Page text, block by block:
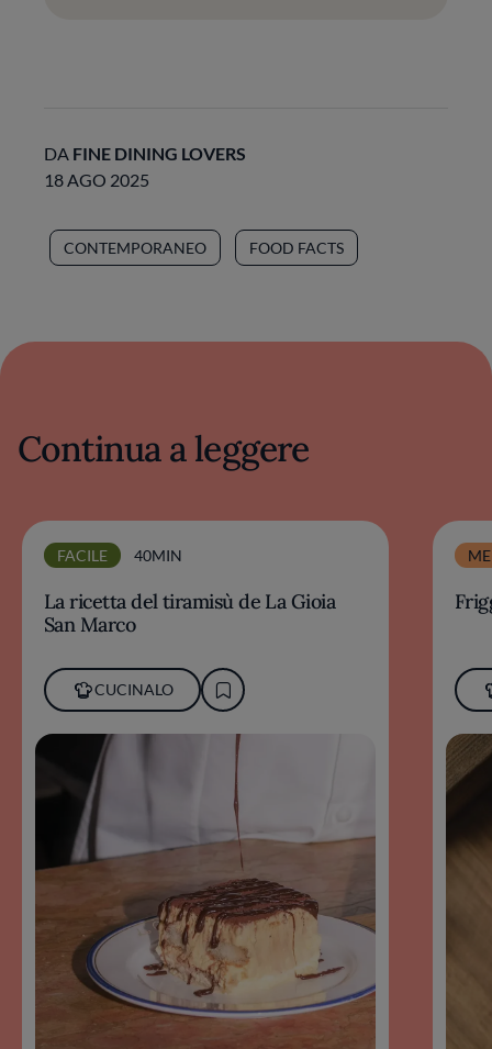
DA FINE DINING LOVERS
18 AGO 2025
CONTEMPORANEO FOOD FACTS
Continua a leggere
FACILE 40MIN
La ricetta del tiramisù de La Gioia
San Marco
CUCINALO